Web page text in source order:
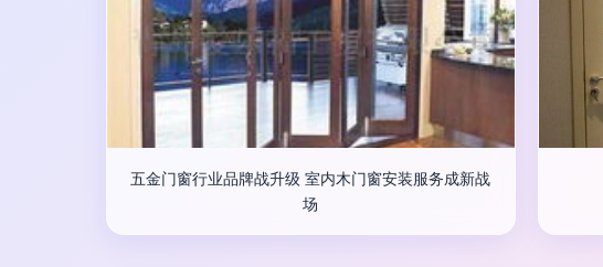
五金门窗行业品牌战升级 室内木门窗安装服务成新战
场